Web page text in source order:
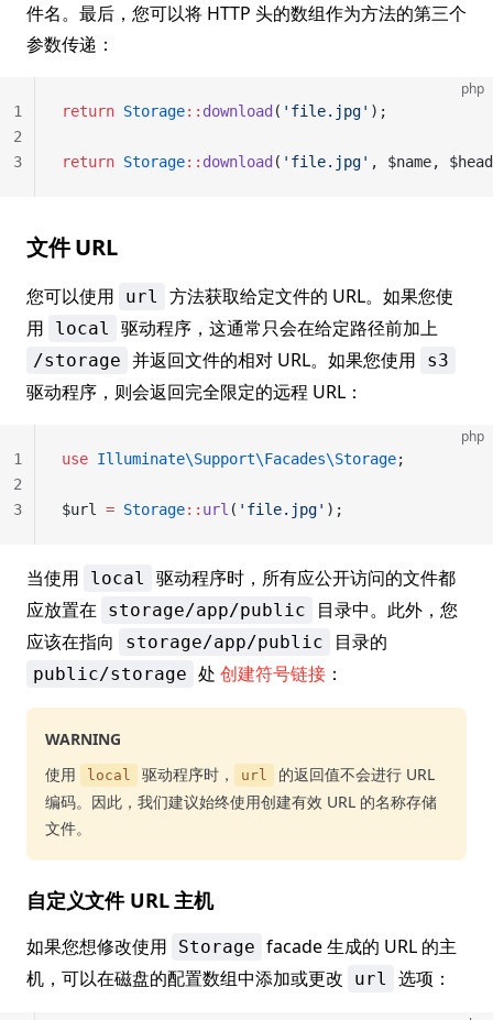
件名。最后，您可以将 HTTP 头的数组作为方法的第三个
参数传递：
php
return Storage:: download ( 'file.jpg' );
return Storage:: download ( 'file.jpg' , $name,
1
2
3
文件 URL
您可以使用 url
方法获取给定文件的 URL。如果您使
用
local 驱动程序，这通常只会在给定路径前加上
/storage 并返回文件的相对 URL。如果您使用 s3
驱动程序，则会返回完全限定的远程 URL：
php
use Illuminate\Support\Facades\Storage;
$url = Storage:: url ( 'file.jpg' );
1
2
3
当使用 local
驱动程序时，所有应公开访问的文件都
应放置在
storage/app/public
目录中。此外，您
应该在指向
storage/app/public 目录的
public/storage 处 创建符号链接 ：
WARNING
使用
local 驱动程序时， url
的返回值不会进行 URL
编码。因此，我们建议始终使用创建有效 URL 的名称存储
文件。
自定义文件 URL 主机
如果您想修改使用 Storage facade 生成的 URL 的主
机，可以在磁盘的配置数组中添加或更改
url 选项：